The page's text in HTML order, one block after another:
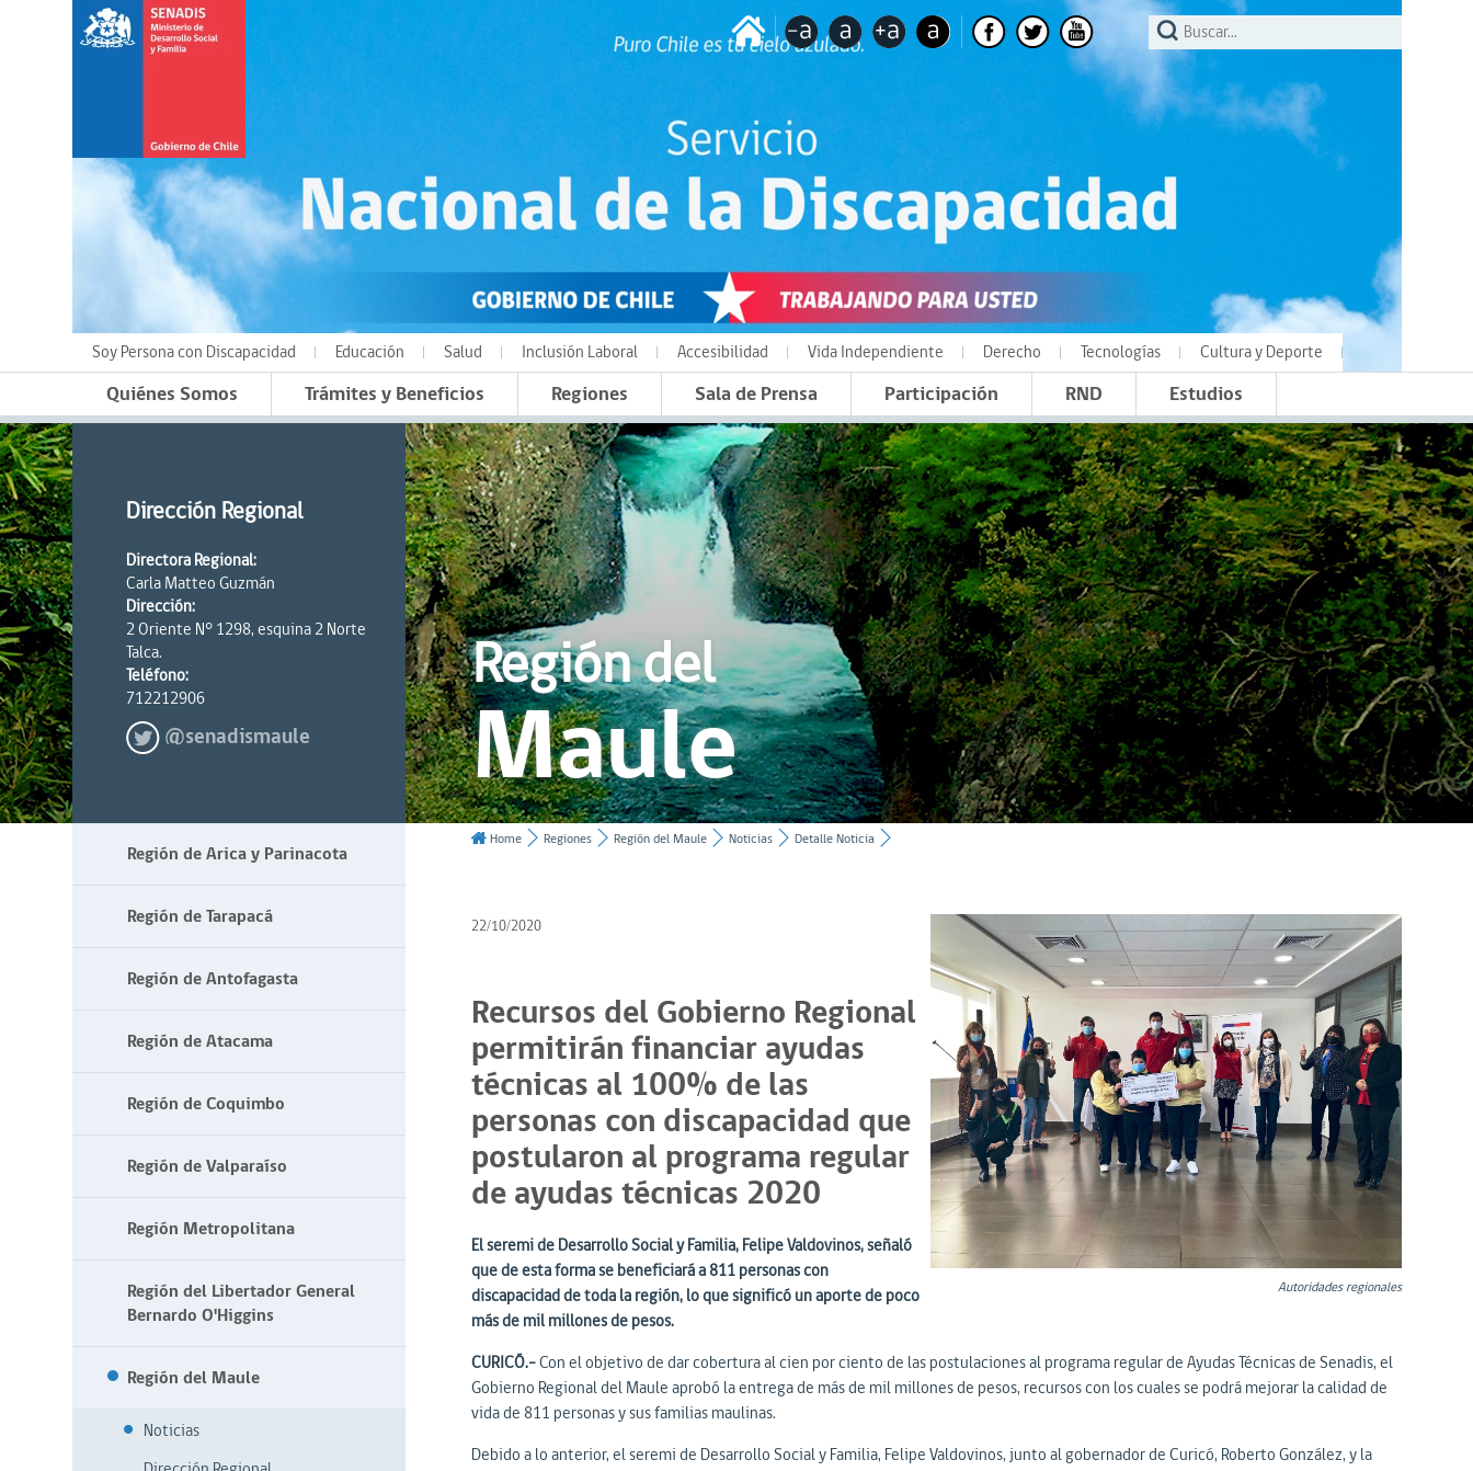
Soy Persona con Discapacidad Educación Salud Inclusión Laboral Accesibilidad Vida Independiente Derecho Tecnologías Cultura y Deporte
Quiénes Somos Trámites y Beneficios Regiones Sala de Prensa Participación RND Estudios
Dirección Regional
Directora Regional:
Carla Matteo Guzmán
Dirección:
2 Oriente N° 1298, esquina 2 Norte
Talca.
Teléfono:
712212906
@senadismaule
Región del
Maule
Región de Arica y Parinacota
Región de Tarapacá
Región de Antofagasta
Región de Atacama
Región de Coquimbo
Región de Valparaíso
Región Metropolitana
Región del Libertador General
Bernardo O'Higgins
Región del Maule
Noticias
Home Regiones Región del Maule Noticias Detalle Noticia
Autoridades regionales
22/10/2020
Recursos del Gobierno Regional
permitirán financiar ayudas
técnicas al 100% de las
personas con discapacidad que
postularon al programa regular
de ayudas técnicas 2020
El seremi de Desarrollo Social y Familia, Felipe Valdovinos, señaló
que de esta forma se beneficiará a 811 personas con
discapacidad de toda la región, lo que significó un aporte de poco
más de mil millones de pesos.
CURICÓ.-Con el objetivo de dar cobertura al cien por ciento de las postulaciones al programa regular de Ayudas Técnicas de Senadis, el
Gobierno Regional del Maule aprobó la entrega de más de mil millones de pesos, recursos con los cuales se podrá mejorar la calidad de
vida de 811 personas y sus familias maulinas.
Debido a lo anterior, el seremi de Desarrollo Social y Familia, Felipe Valdovinos, junto al gobernador de Curicó, Roberto González, y la